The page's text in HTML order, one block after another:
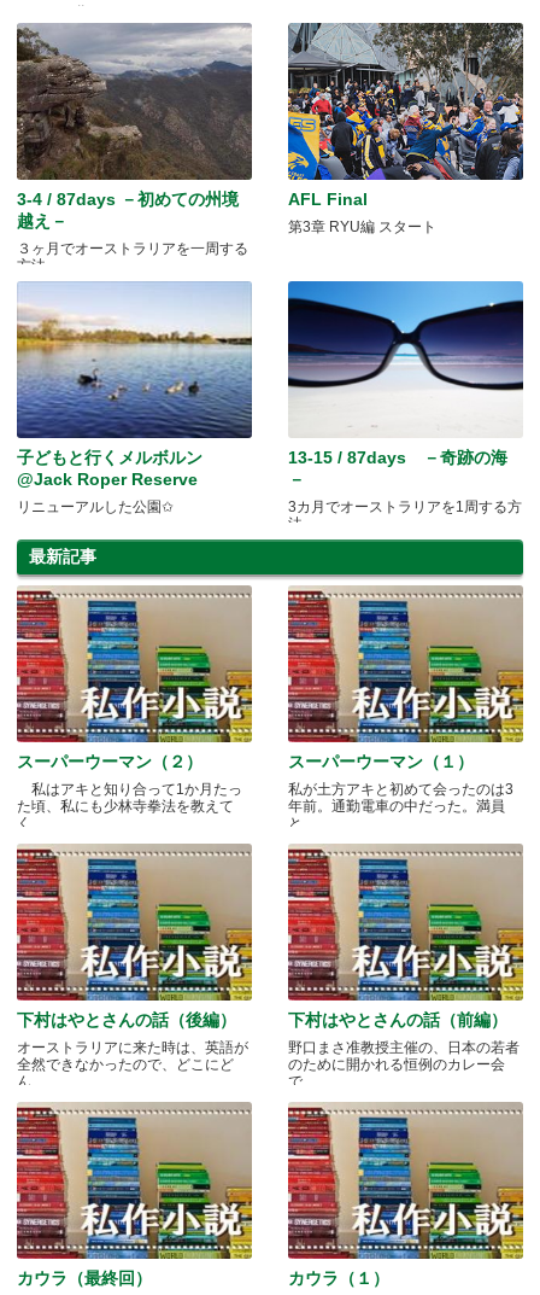
みんなで作る！オーストラリア ソー
シャルガイドブック
3-4 / 87days －初めての州境
越え－
３ヶ月でオーストラリアを一周する
方法
AFL Final
第3章 RYU編 スタート
子どもと行くメルボルン
@Jack Roper Reserve
リニューアルした公園✩
13-15 / 87days －奇跡の海
－
3カ月でオーストラリアを1周する方
法
最新記事
スーパーウーマン（２）
私はアキと知り合って1か月たっ
た頃、私にも少林寺拳法を教えて
く.....
スーパーウーマン（１）
私が土方アキと初めて会ったのは3
年前。通勤電車の中だった。満員
と.....
下村はやとさんの話（後編）
オーストラリアに来た時は、英語が
全然できなかったので、どこにど
ん.....
下村はやとさんの話（前編）
野口まさ准教授主催の、日本の若者
のために開かれる恒例のカレー会
で.....
カウラ（最終回） カウラ（１）